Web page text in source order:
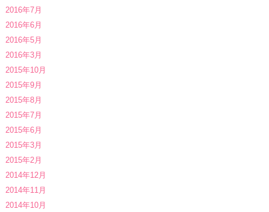
2016年7月
2016年6月
2016年5月
2016年3月
2015年10月
2015年9月
2015年8月
2015年7月
2015年6月
2015年3月
2015年2月
2014年12月
2014年11月
2014年10月